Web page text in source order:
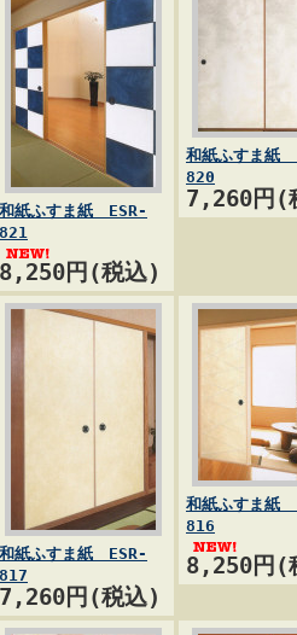
和紙ふすま紙 ESR-
821
8,250円(税込)
和紙ふすま紙
820
7,260円(
和紙ふすま紙 ESR-
817
7,260円(税込)
和紙ふすま紙
816
8,250円(